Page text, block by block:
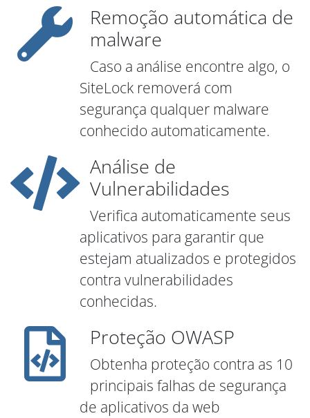
Remoção automática de
malware
Caso a análise encontre algo, o
SiteLock removerá com
segurança qualquer malware
conhecido automaticamente.
Análise de
Vulnerabilidades
Verifica automaticamente seus
aplicativos para garantir que
estejam atualizados e protegidos
contra vulnerabilidades
conhecidas.
Proteção OWASP
Obtenha proteção contra as 10
principais falhas de segurança
de aplicativos da web